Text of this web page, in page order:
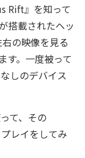
Rift』を知って
搭載されたヘッ
の映像を見る
す。一度被って
しのデバイス
て、その
レイをしてみ